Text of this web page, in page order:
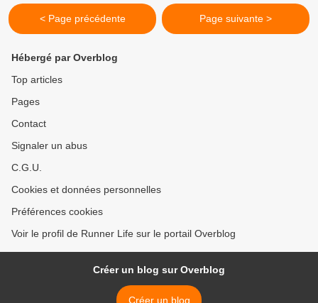
< Page précédente Page suivante >
Hébergé par Overblog
Top articles
Pages
Contact
Signaler un abus
C.G.U.
Cookies et données personnelles
Préférences cookies
Voir le profil de Runner Life sur le portail Overblog
Créer un blog sur Overblog
Créer un blog